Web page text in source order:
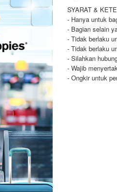
SYARAT &
- Hanya untuk
- Bagian selain
- Tidak berlaku
- Tidak berlaku
- Silahkan
- Wajib
- Ongkir untuk